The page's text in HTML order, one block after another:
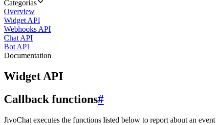
Categorías
Overview
Widget API
Webhooks API
Chat API
Bot API
Documentation
Widget API
Callback functions#
JivoChat executes the functions listed below to report about an event